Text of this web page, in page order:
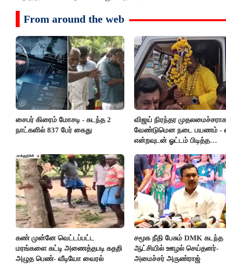
From around the web
சைபர் கிரைம் மோசடி - கடந்த 2
நாட்களில் 837 பேர் கைது
விஜய் நிரந்தர
வேண்டுமென நடை பயணம் -
என்றவுடன் ஓட்டம் பிடித்த
கண் முன்னே வெட்டப்பட்ட
மரங்களை கட்டி அணைத்தபடி கதறி
அழுத பெண்- வீடியோ வைரல்
சமூக நீதி பேசும் DMK கடந்த
ஆட்சியில் ஊழல் செய்தனர்-
அமைச்சர் அருண்ராஜ்